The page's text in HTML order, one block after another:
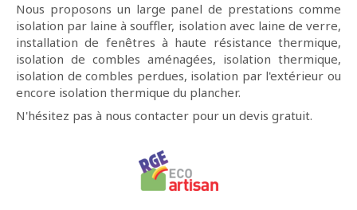
Nous proposons un large panel de prestations comme
isolation par laine à souffler, isolation avec laine de verre,
installation de fenêtres à haute résistance thermique,
isolation de combles aménagées, isolation thermique,
isolation de combles perdues, isolation par l'extérieur ou
encore isolation thermique du plancher.
N'hésitez pas à nous contacter pour un devis gratuit.